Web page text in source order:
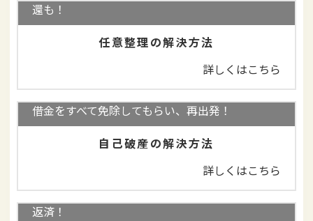
還も！
任意整理の解決方法
詳しくはこちら
借金をすべて免除してもらい、再出発！
自己破産の解決方法
詳しくはこちら
住宅を守りながら、借金を大幅減額＋3年で分割
返済！